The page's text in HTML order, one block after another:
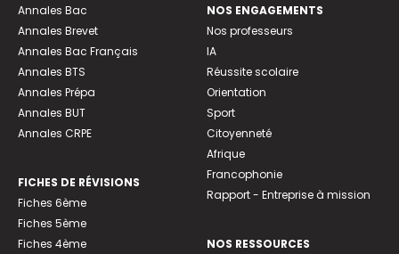
Annales Bac
Annales Brevet
Annales Bac Français
Annales BTS
Annales Prépa
Annales BUT
Annales CRPE
FICHES DE RÉVISIONS
Fiches 6ème
Fiches 5ème
Fiches 4ème
NOS ENGAGEMENTS
Nos professeurs
IA
Réussite scolaire
Orientation
Sport
Citoyenneté
Afrique
Francophonie
Rapport - Entreprise à mission
NOS RESSOURCES